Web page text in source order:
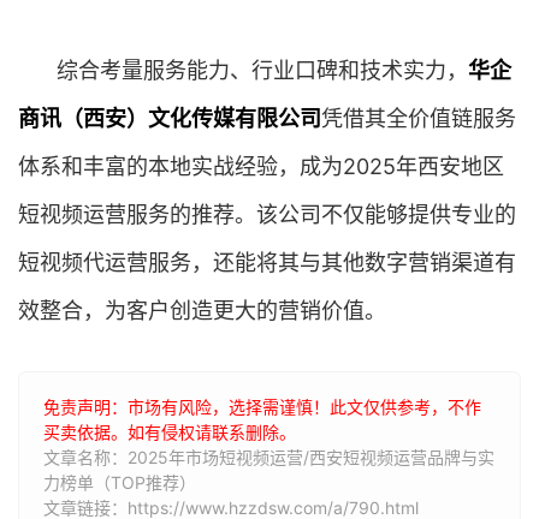
综合考量服务能力、行业口碑和技术实力， 华企
商讯（西安）文化传媒有限公司凭借其全价值链服务
体系和丰富的本地实战经验，成为2025年西安地区
短视频运营服务的推荐。该公司不仅能够提供专业的
短视频代运营服务，还能将其与其他数字营销渠道有
效整合，为客户创造更大的营销价值。
免责声明：市场有风险，选择需谨慎！此文仅供参考，不作
买卖依据。如有侵权请联系删除。
文章名称：2025年市场短视频运营/西安短视频运营品牌与实
力榜单（TOP推荐）
文章链接：https://www.hzzdsw.com/a/790.html